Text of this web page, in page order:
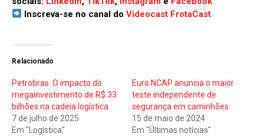
Inscreva-se no canal doVideocast FrotaCast
Relacionado
Petrobras: O impacto do
megainvestimento de R$ 33
bilhões na cadeia logística
7 de julho de 2025
Em "Logística"
Euro NCAP anuncia o maior
teste independente de
segurança em caminhões
15 de maio de 2024
Em "Últimas notícias"